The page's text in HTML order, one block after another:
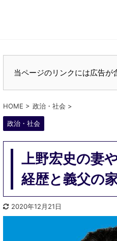
当ページのリンクには広告が
HOME > 政治・社会 >
政治・社会
上野宏史の妻
経歴と義父の
2020年12月21日